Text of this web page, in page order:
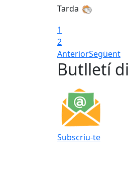
Tarda
1
2
AnteriorSegüent
Butlletí
Subscriu-te